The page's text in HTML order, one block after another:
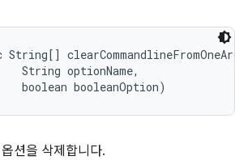
String optionName,
boolean booleanOption)
션을 삭제합니다.